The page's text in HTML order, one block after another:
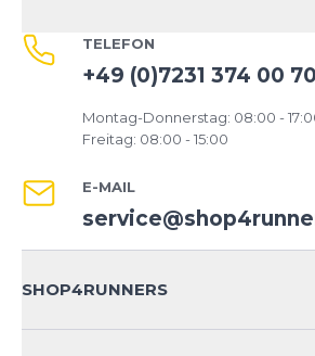
TELEFON
+49 (0)7231 374 00 70
Montag-Donnerstag: 08:00 -
Freitag: 08:00 - 15:00
E-MAIL
SHOP4RUNNERS